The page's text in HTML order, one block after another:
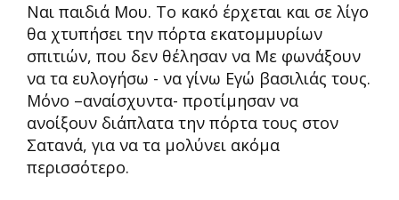
Ναι παιδιά Μου. Το κακό έρχεται και σε λίγο
θα χτυπήσει την πόρτα εκατομμυρίων
σπιτιών, που δεν θέλησαν να Με φωνάξουν
να τα ευλογήσω - να γίνω Εγώ βασιλιάς τους.
Μόνο –αναίσχυντα- προτίμησαν να
ανοίξουν διάπλατα την πόρτα τους στον
Σατανά, για να τα μολύνει ακόμα
περισσότερο.